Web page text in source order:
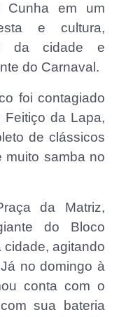
Cunha em um
e cultura,
da cidade e
do Carnaval.
foi contagiado
Feitiço da Lapa,
de clássicos
muito samba no
da Matriz,
do Bloco
cidade, agitando
no domingo à
conta com o
sua bateria